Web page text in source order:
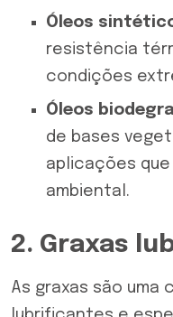
Óleos
resistência
condições
Óleos
de bases
aplicações
ambiental.
2. Graxas
As graxas são uma